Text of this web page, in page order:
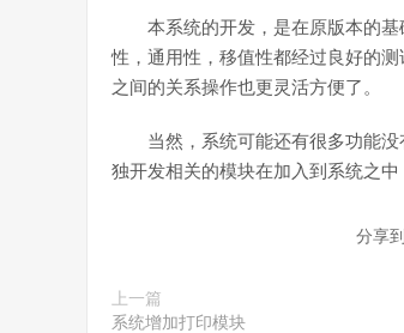
本系统的开发，是在原版本的
性，通用性，移值性都经过良好的
之间的关系操作也更灵活方便了。
当然，系统可能还有很多功能
独开发相关的模块在加入到系统之中
分享
上一篇
系统增加打印模块